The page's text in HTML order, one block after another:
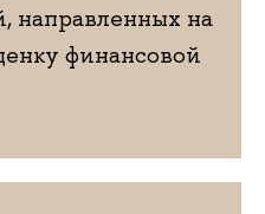
направленных на
финансовой